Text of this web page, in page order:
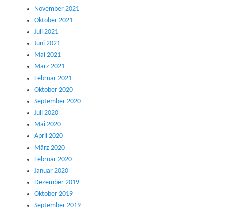
November 2021
Oktober 2021
Juli 2021
Juni 2021
Mai 2021
März 2021
Februar 2021
Oktober 2020
September 2020
Juli 2020
Mai 2020
April 2020
März 2020
Februar 2020
Januar 2020
Dezember 2019
Oktober 2019
September 2019